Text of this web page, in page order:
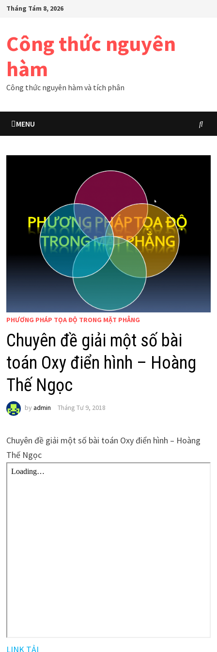
SkipTháng Tám 8, 2026
Công thức nguyên
hàm
Công thức nguyên hàm và tích phân
MENU
PHƯƠNG PHÁP TỌA ĐỘ TRONG MẶT PHẲNG
Chuyên đề giải một số bài
toán Oxy điển hình – Hoàng
Thế Ngọc
by admin Tháng Tư 9, 2018
Chuyên đề giải một số bài toán Oxy điển hình – Hoàng
Thế Ngọc
LINK TẢI